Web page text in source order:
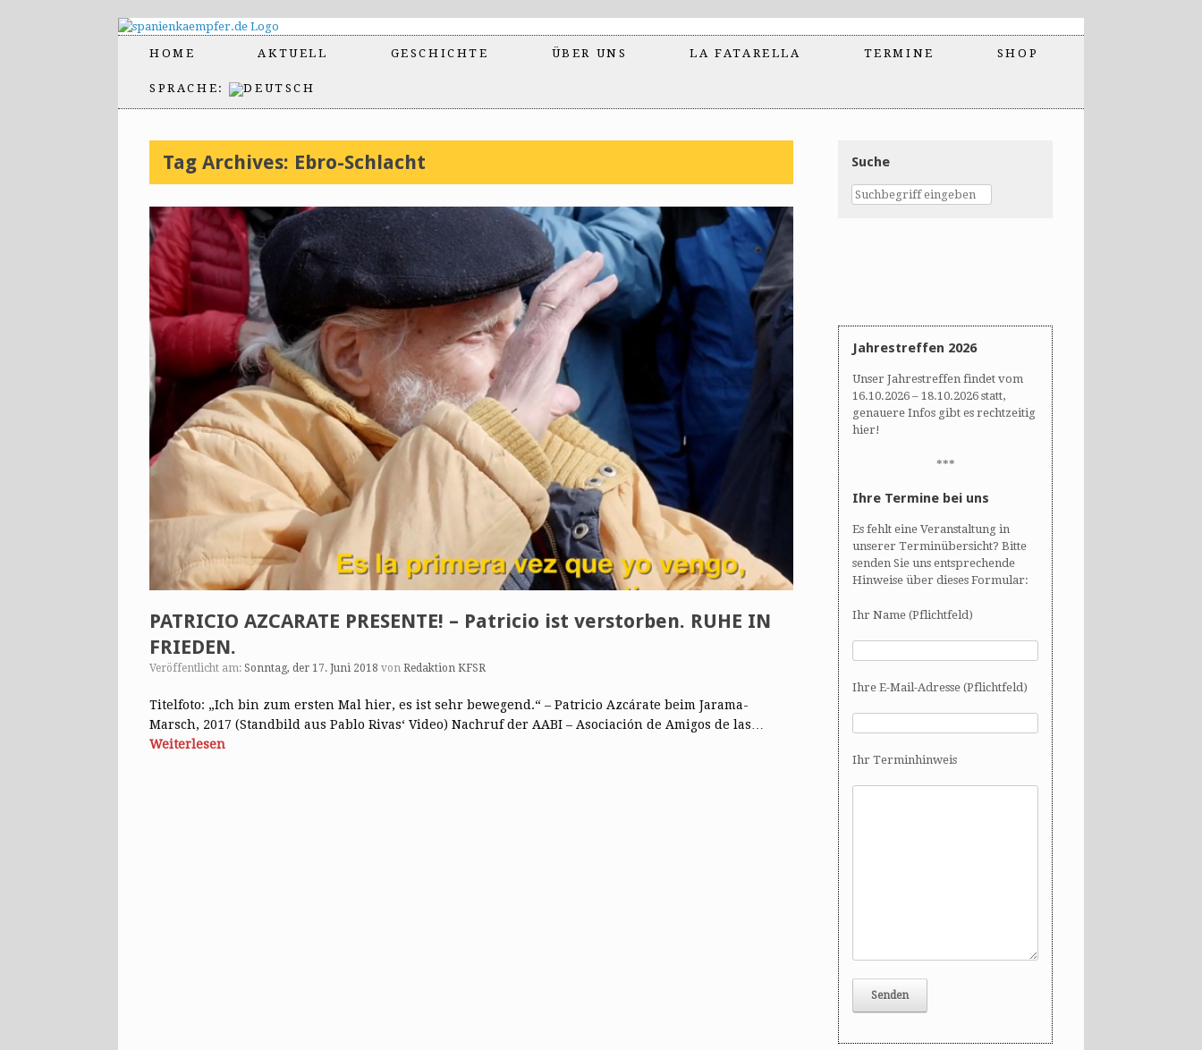
HOME AKTUELL GESCHICHTE ÜBER UNS LA FATARELLA TERMINE SHOP
SPRACHE:
Tag Archives: Ebro-Schlacht
PATRICIO AZCARATE PRESENTE! – Patricio ist verstorben. RUHE IN
FRIEDEN.
Veröffentlicht am: Sonntag, der 17. Juni 2018 von Redaktion KFSR
Titelfoto: „Ich bin zum ersten Mal hier, es ist sehr bewegend.“ – Patricio Azcárate beim Jarama-
Marsch, 2017 (Standbild aus Pablo Rivas‘ Video) Nachruf der AABI – Asociación de Amigos de las…
Weiterlesen
Suche
Jahrestreffen 2026
Unser Jahrestreffen findet vom
16.10.2026 – 18.10.2026 statt,
genauere Infos gibt es rechtzeitig
hier!
***
Ihre Termine bei uns
Es fehlt eine Veranstaltung in
unserer Terminübersicht? Bitte
senden Sie uns entsprechende
Hinweise über dieses Formular:
Ihr Name (Pflichtfeld)
Ihre E-Mail-Adresse (Pflichtfeld)
Ihr Terminhinweis